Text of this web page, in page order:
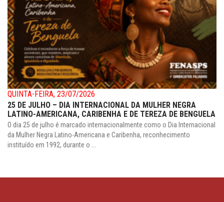
QUINTA-FEIRA, 23/07/2026
25 DE JULHO – DIA INTERNACIONAL DA MULHER NEGRA
LATINO-AMERICANA, CARIBENHA E DE TEREZA DE BENGUELA
O dia 25 de julho é marcado internacionalmente como o Dia Internacional
da Mulher Negra Latino-Americana e Caribenha, reconhecimento
instituído em 1992, durante o ...